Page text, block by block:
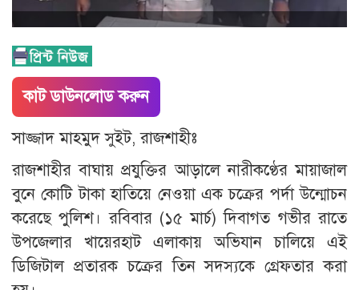
কাট ডাউনলোড করুন
সাজ্জাদ মাহমুদ সুইট, রাজশাহীঃ
রাজশাহীর বাঘায় প্রযুক্তির আড়ালে নারীকণ্ঠের মায়াজাল
বুনে কোটি টাকা হাতিয়ে নেওয়া এক চক্রের পর্দা উন্মোচন
করেছে পুলিশ। রবিবার (১৫ মার্চ) দিবাগত গভীর রাতে
উপজেলার খায়েরহাট এলাকায় অভিযান চালিয়ে এই
ডিজিটাল প্রতারক চক্রের তিন সদস্যকে গ্রেফতার করা